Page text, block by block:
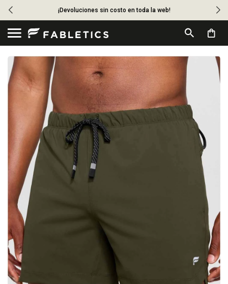
¡Devoluciones sin costo en toda la web!
